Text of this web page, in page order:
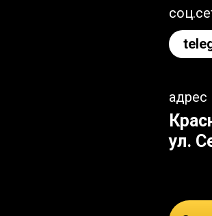
ул.
адрес